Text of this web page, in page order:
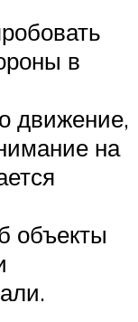
в
движение,
на
объекты